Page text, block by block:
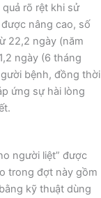
rõ rệt khi sử
nâng cao, số
22,2 ngày (năm
ngày (6 tháng
bệnh, đồng thời
ứng sự hài lòng
người liệt” được
trong đợt này gồm
kỹ thuật dùng